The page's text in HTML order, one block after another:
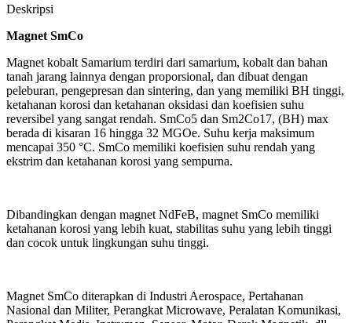
Deskripsi
Magnet SmCo
Magnet kobalt Samarium terdiri dari samarium, kobalt dan bahan
tanah jarang lainnya dengan proporsional, dan dibuat dengan
peleburan, pengepresan dan sintering, dan yang memiliki BH tinggi,
ketahanan korosi dan ketahanan oksidasi dan koefisien suhu
reversibel yang sangat rendah. SmCo5 dan Sm2Co17, (BH) max
berada di kisaran 16 hingga 32 MGOe. Suhu kerja maksimum
mencapai 350 °C. SmCo memiliki koefisien suhu rendah yang
ekstrim dan ketahanan korosi yang sempurna.
Dibandingkan dengan magnet NdFeB, magnet SmCo memiliki
ketahanan korosi yang lebih kuat, stabilitas suhu yang lebih tinggi
dan cocok untuk lingkungan suhu tinggi.
Magnet SmCo diterapkan di Industri Aerospace, Pertahanan
Nasional dan Militer, Perangkat Microwave, Peralatan Komunikasi,